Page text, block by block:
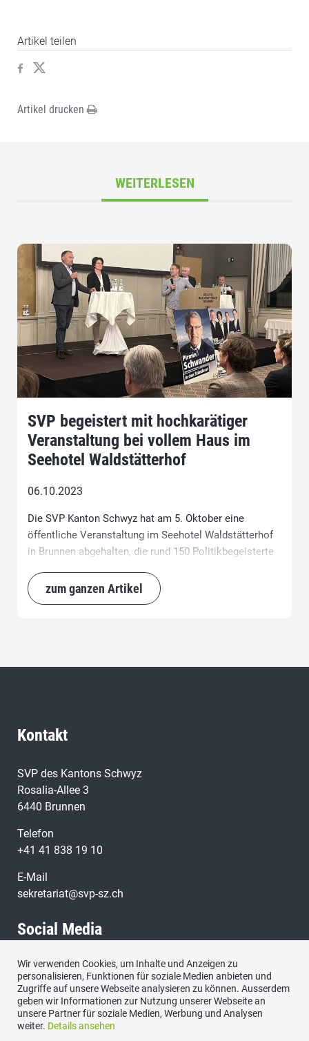
Artikel teilen
Artikel drucken
WEITERLESEN
SVP begeistert mit hochkarätiger
Veranstaltung bei vollem Haus im
Seehotel Waldstätterhof
06.10.2023
Die SVP Kanton Schwyz hat am 5. Oktober eine
öffentliche Veranstaltung im Seehotel Waldstätterhof
in Brunnen abgehalten, die rund 150 Politikbegeisterte
Veranstaltung bot mit dem Zürcher Nationalrat Roger
Köppel und dem Schwyzer Ständeratskandidaten
Fragen der Stunde aus verschiedenen Blickwinkeln
zum ganzen Artikel
Kontakt
SVP des Kantons Schwyz
Rosalia-Allee 3
6440 Brunnen
Telefon
+41 41 838 19 10
E-Mail
sekretariat@svp-sz.ch
Social Media
Besuchen Sie uns bei:
Wir verwenden Cookies, um Inhalte und Anzeigen zu
personalisieren, Funktionen für soziale Medien anbieten und
Zugriffe auf unsere Webseite analysieren zu können. Ausserdem
geben wir Informationen zur Nutzung unserer Webseite an
unsere Partner für soziale Medien, Werbung und Analysen
weiter. Details ansehen